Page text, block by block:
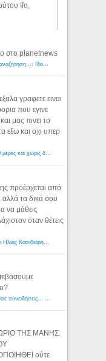
Ifo,
στο planetnews
Λόγιος Ερμής | Η γνώση ξεκινάει με την αναζήτηση...: Ιδού οι 18 που χρωστούν 11 δις ευρώ!
γραφετε ειναι
που εγινε
μας πινει το
εξω και οχι υπερ
Εφορία: Κατάσχονται όλα ύστερα από 30 μέρες και χωρίς δικαστικές αποφάσεις - Λόγιος Ερμής
προέρχεται από
τα δικά σου
να μάθεις
όταν θέτεις
Αμερικανοί ρατσιστές αναρωτιούνται αν ο Ηλίας Κασιδιάρης ανήκει στη λευκή φυλή... - Λόγιος Ερμής
Ένα βιβλίο που πολεμήθηκε γιατί ξυπνούσε συνειδήσεις... - Λόγιος Ερμής | Η γνώση ξεκινάει με την αναζήτηση...
ΤΗΣ ΜΑΝΗΣ.
ούτε